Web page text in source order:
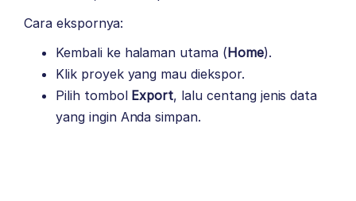
Cara ekspornya:
Kembali ke halaman utama (Home).
Klik proyek yang mau diekspor.
Pilih tombol Export, lalu centang jenis data
yang ingin Anda simpan.